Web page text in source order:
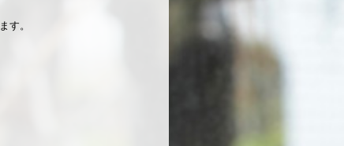
す。